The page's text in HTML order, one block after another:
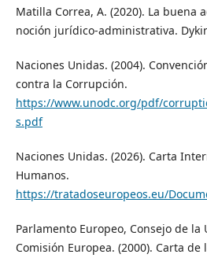
Matilla Correa, A. (2020). La buena
noción jurídico-administrativa.
Naciones Unidas. (2004).
contra la Corrupción.
https://www.unodc.org/pdf/
s.pdf
Naciones Unidas. (2026). Carta
Humanos.
https://tratadoseuropeos.eu/
Parlamento Europeo, Consejo de la
Comisión Europea. (2000). Carta de